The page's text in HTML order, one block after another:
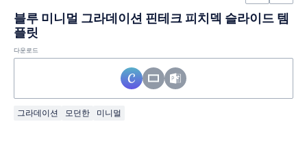
블루 미니멀 그라데이션 핀테크 피치덱 슬라이드 템
플릿
다운로드
그라데이션 모던한 미니멀